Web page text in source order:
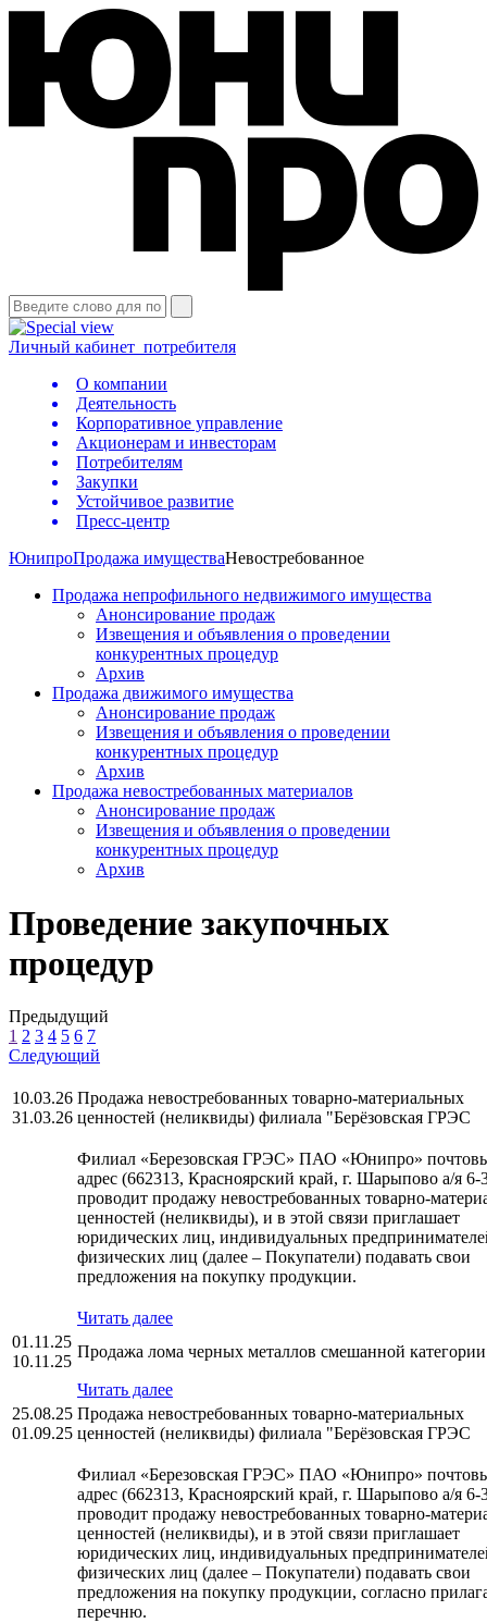
Личный кабинет потребителя
О компании
Деятельность
Корпоративное управление
Акционерам и инвесторам
Потребителям
Закупки
Устойчивое развитие
Пресс-центр
ЮнипроПродажа имуществаНевостребованное
Продажа непрофильного недвижимого имущества
Анонсирование продаж
Извещения и объявления о проведении
конкурентных процедур
Архив
Продажа движимого имущества
Анонсирование продаж
Извещения и объявления о проведении
конкурентных процедур
Архив
Продажа невостребованных материалов
Анонсирование продаж
Извещения и объявления о проведении
конкурентных процедур
Архив
Проведение закупочных
процедур
Предыдущий
1 2 3 4 5 6 7
Следующий
10.03.26
31.03.26
Продажа невостребованных товарно-материальных
ценностей (неликвиды) филиала "Берёзовская ГРЭС
Филиал «Березовская ГРЭС» ПАО «Юнипро»
адрес (662313, Красноярский край, г. Шарыпово а/я 6-
проводит продажу невостребованных товарно-
ценностей (неликвиды), и в этой связи приглашает
юридических лиц, индивидуальных
физических лиц (далее – Покупатели) подавать свои
предложения на покупку продукции.
Читать далее
01.11.25
10.11.25
Продажа лома черных металлов смешанной категории
Читать далее
25.08.25
01.09.25
Продажа невостребованных товарно-материальных
ценностей (неликвиды) филиала "Берёзовская ГРЭС
Филиал «Березовская ГРЭС» ПАО «Юнипро»
адрес (662313, Красноярский край, г. Шарыпово а/я 6-
проводит продажу невостребованных товарно-
ценностей (неликвиды), и в этой связи приглашает
юридических лиц, индивидуальных
физических лиц (далее – Покупатели) подавать свои
предложения на покупку продукции, согласно
перечню.